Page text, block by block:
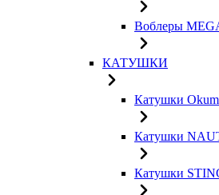
Воблеры
КАТУШКИ
Катушки
Катушки
Катушки